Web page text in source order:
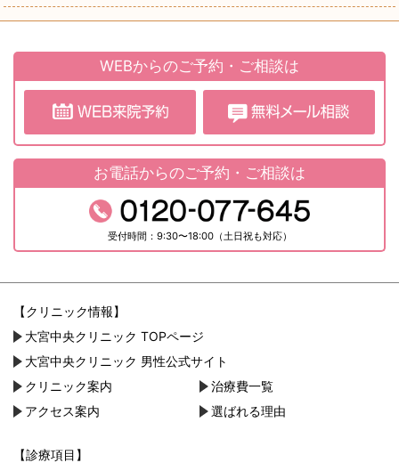
WEBからのご予約・ご相談は
お電話からのご予約・ご相談は
受付時間：9:30〜18:00（土日祝も対応）
【クリニック情報】
大宮中央クリニック TOPページ
大宮中央クリニック 男性公式サイト
クリニック案内
治療費一覧
アクセス案内
選ばれる理由
【診療項目】